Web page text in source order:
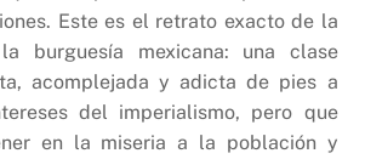
Este es el retrato exacto de la
burguesía mexicana: una clase
acomplejada y adicta de pies a
del imperialismo, pero que
en la miseria a la población y